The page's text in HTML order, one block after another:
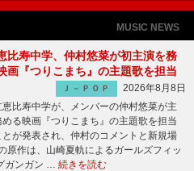
MUSIC NEWS
比寿中学、仲村悠菜が初主演を務
画『つりこまち』の主題歌を担当
Ｊ－ＰＯＰ
2026年8月8日
比寿中学が、メンバーの仲村悠菜が主
める映画『つりこまち』の主題歌を担当
とが発表され、仲村のコメントと新規場
作は、山崎夏軌によるガールズフィッ
ガンガン … 続きを読む